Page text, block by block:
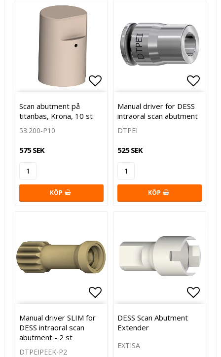
Lägg till i favoritlistan
Lägg till i favoritlistan
Scan abutment på
titanbas, Krona, 10 st
53.200-P10
575 SEK
KÖP
Manual driver for DESS
intraoral scan abutment
DTPEI
525 SEK
KÖP
Lägg till i favoritlistan
Manual driver SLIM for
DESS intraoral scan
abutment - 2 st
DTPEIPEEK-P2
DESS Scan Abutment
Extender
EXTISA